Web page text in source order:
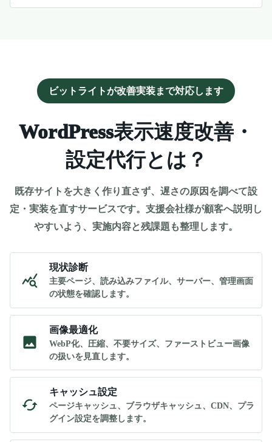
ビットライトが改善実装まで対応します
WordPress表示速度改善・
設定代行とは？
既存サイトを大きく作り直さず、遅さの原因を調べて設
定・実装を直すサービスです。支援会社様が顧客へ説明し
やすいよう、実施内容と残課題も整理します。
現状診断
主要ページ、読み込みファイル、サーバー、管理画面
の状態を確認します。
画像最適化
WebP化、圧縮、不要サイズ、ファーストビュー画像
の扱いを見直します。
キャッシュ設定
ページキャッシュ、ブラウザキャッシュ、CDN、プラ
グイン設定を調整します。